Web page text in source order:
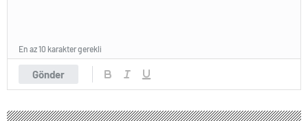
Gönder
En az 10 karakter gerekli